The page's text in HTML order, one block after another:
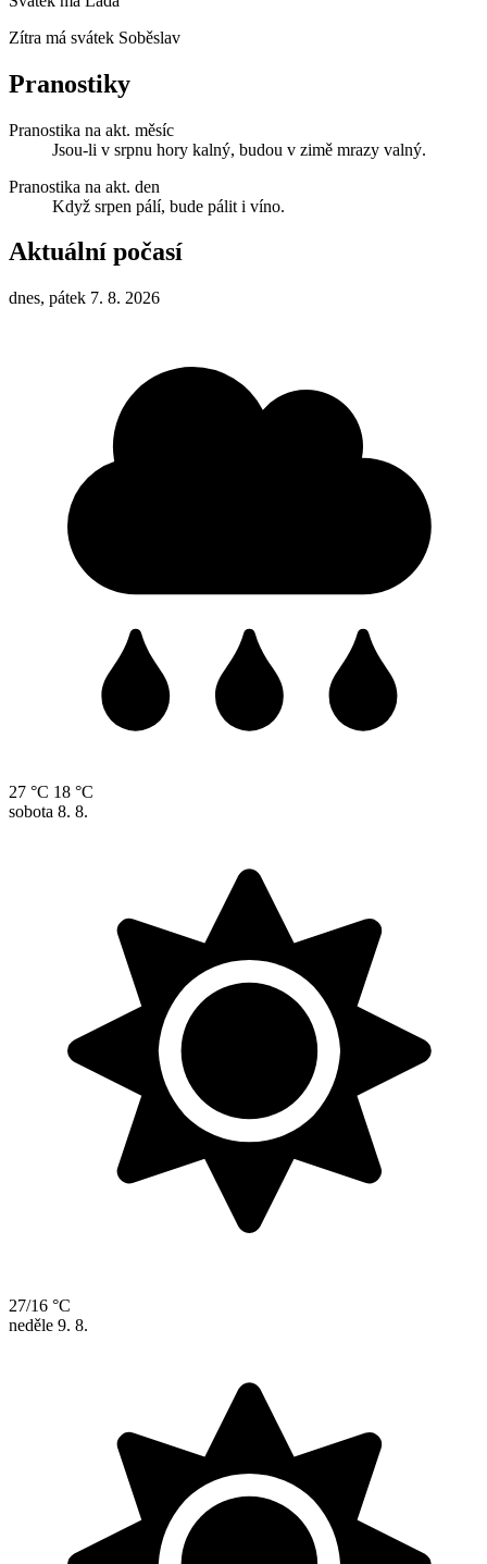
Zítra má svátek Soběslav
Pranostiky
Pranostika na akt. měsíc
Jsou-li v srpnu hory kalný, budou v zimě mrazy valný.
Pranostika na akt. den
Když srpen pálí, bude pálit i víno.
Aktuální počasí
dnes, pátek 7. 8. 2026
27 °C 18 °C
sobota 8. 8.
27/16 °C
neděle 9. 8.